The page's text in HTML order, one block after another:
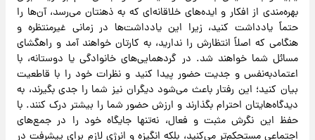
بهره‌مندی از افکار و ایده‌های خلاقانه‌ای که به ذهنتان می‌رسد، آن‌ها را
حتماً یادداشت کنید، زیرا این یادداشت‌ها در زمانی غیرمنتظره و
هنگامی که اصلاً انتظارش را ندارید، به کارتان خواهند آمد و راهگشای
مسائل شما خواهند شد. در گردهمایی‌های خانوادگی یا دوستانه، با
اعتمادبه‌نفس و جدیت حضور پیدا کنید و نظرات خود را با قاطعیت
بیان کنید؛ این رفتار باعث می‌شود دیگران نیز شما را جدی بگیرند، به
دیدگاه‌هایتان احترام بگذارند و ارزش حضور شما را بیشتر درک کنند. با
حفظ این نگرش مثبت و فعال، نه‌تنها جایگاه خود را در جمع‌های
اجتماعی مستحکم‌تر می‌کنید، بلکه انگیزه و انرژی لازم برای پیشرفت در